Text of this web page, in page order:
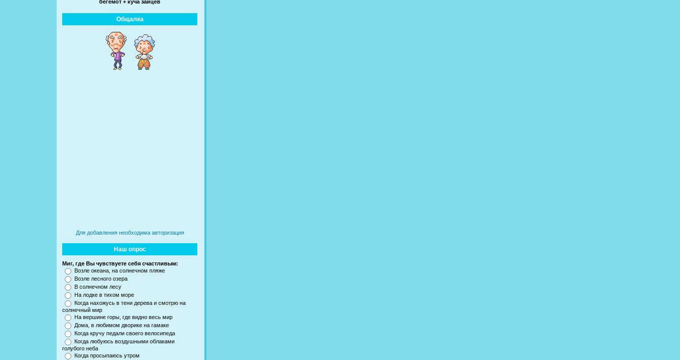
бегемот + куча зайцев
Общалка
Для добавления необходима авторизация
Наш опрос
Миг, где Вы чувствуете себя счастливым:
Возле океана, на солнечном пляже
Возле лесного озера
В солнечном лесу
На лодке в тихом море
Когда нахожусь в тени дерева и смотрю на
солнечный мир
На вершине горы, где видно весь мир
Дома, в любимом дворике на гамаке
Когда кручу педали своего велосипеда
Когда любуюсь воздушными облаками
голубого неба
Когда просыпаюсь утром